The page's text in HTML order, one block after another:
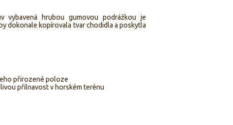
vybavená hrubou gumovou podrážkou je
dokonale kopírovala tvar chodidla a poskytla
přirozené poloze
přilnavost v horském terénu